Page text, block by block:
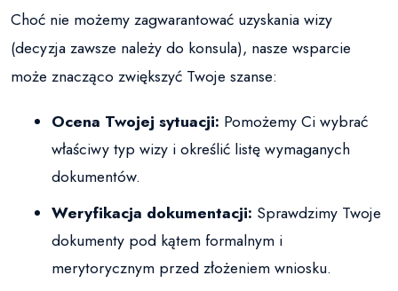
Choć nie możemy zagwarantować uzyskaniawizy
(decyzja zawsze należy do konsula), nasze wsparcie
może znacząco zwiększyć Twoje szanse:
Ocena Twojej sytuacji: Pomożemy Ci wybrać
właściwy typ wizy i określić listę wymaganych
dokumentów.
Weryfikacja dokumentacji: Sprawdzimy Twoje
dokumenty pod kątem formalnym i
merytorycznym przed złożeniem wniosku.